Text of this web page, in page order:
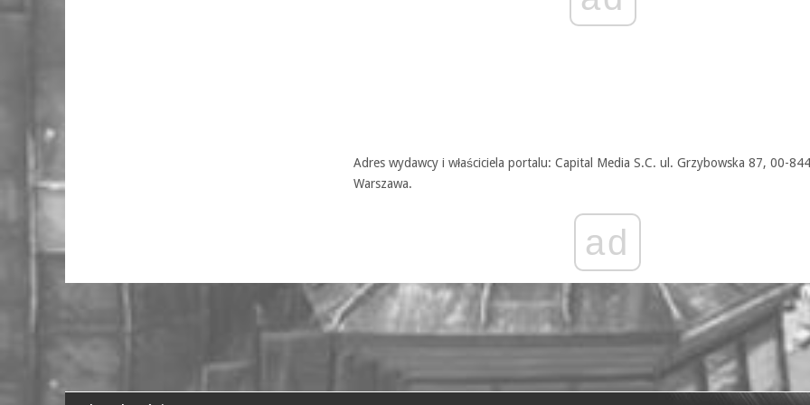
Adres wydawcy i właściciela portalu: Capital Media S.C. ul. Grzybowska 87, 00-844
Warszawa.
ad